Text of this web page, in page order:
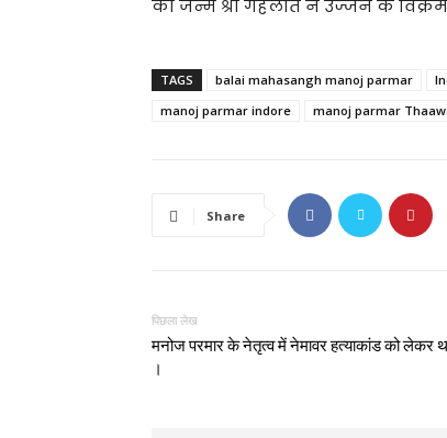
को जन्मे श्री गहलोत ने उज्जैन के विक्रम
TAGS balai mahasangh manoj parmar
manoj parmar indore
manoj parmar
Share
पिछला लेख
मनोज परमार के नेतृत्व में नेमावर हत्याकांड को लेकर
।